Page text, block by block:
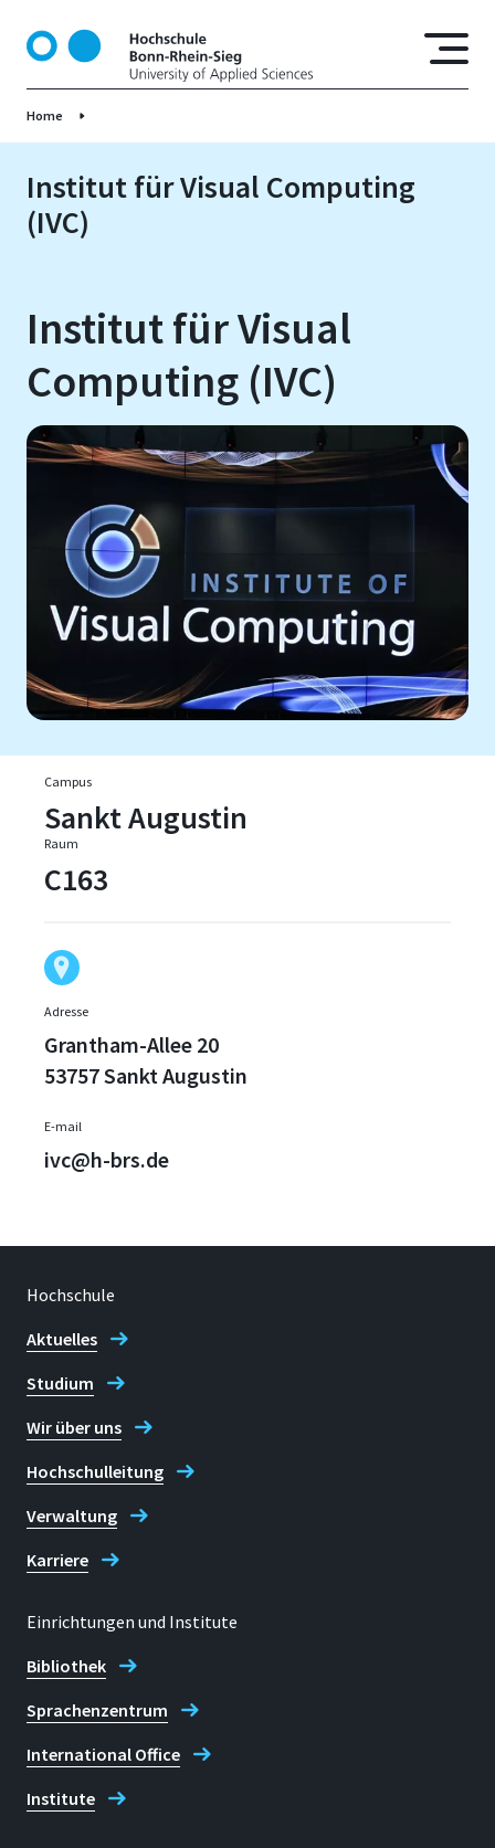
t
Home
Institut für Visual Computing
(IVC)
Institut für Visual
Computing (IVC)
Campus
Sankt Augustin
Raum
C163
Adresse
Grantham-Allee 20
53757 Sankt Augustin
E-mail
ivc@h-brs.de
Hochschule
Aktuelles
Studium
Wir über uns
Hochschulleitung
Verwaltung
Karriere
Einrichtungen und Institute
Bibliothek
Sprachenzentrum
International Office
Institute